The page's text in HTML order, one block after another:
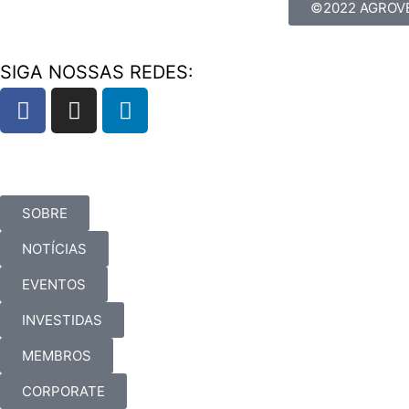
©2022
SIGA NOSSAS REDES:
SOBRE
NOTÍCIAS
EVENTOS
INVESTIDAS
MEMBROS
CORPORATE